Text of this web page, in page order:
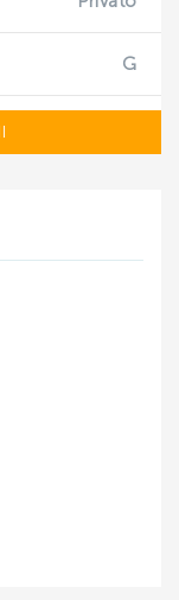
G